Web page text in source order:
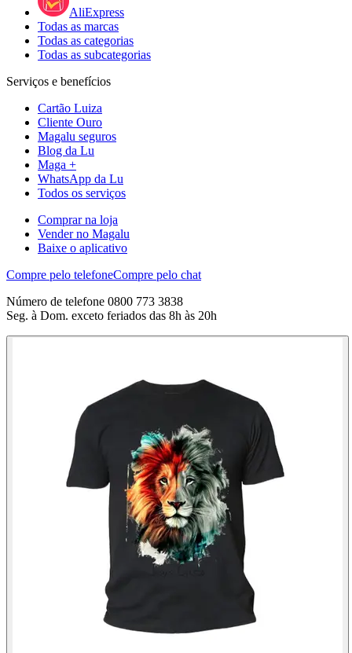
AliExpress
Todas as marcas
Todas as categorias
Todas as subcategorias
Serviços e benefícios
Cartão Luiza
Cliente Ouro
Magalu seguros
Blog da Lu
Maga +
WhatsApp da Lu
Todos os serviços
Comprar na loja
Vender no Magalu
Baixe o aplicativo
Compre pelo telefoneCompre pelo chat
Número de telefone 0800 773 3838
Seg. à Dom. exceto feriados das 8h às 20h